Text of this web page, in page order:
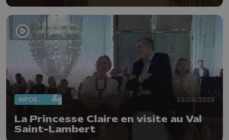
INFOS 18/06/2026
La Princesse Claire en visite au Val
Saint-Lambert